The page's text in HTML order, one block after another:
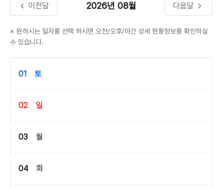
이전달 2026년 08월 다음달
※ 원하시는 일자를 선택 하시면 오전/오후/야간 상세 현황정보를 확인하실
수 있습니다.
01 토
02 일
03 월
04 화